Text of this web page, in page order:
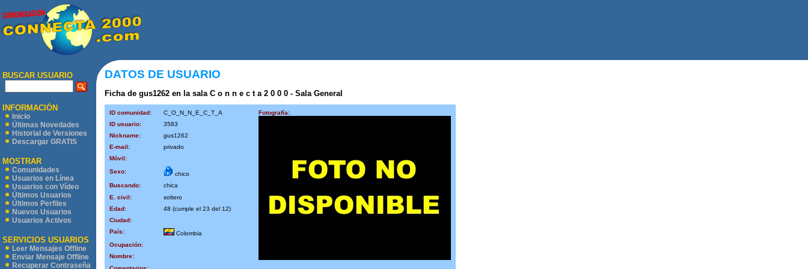
BUSCAR USUARIO
INFORMACIÓN
Inicio
Últimas Novedades
Historial de Versiones
Descargar GRATIS
MOSTRAR
Comunidades
Usuarios en Línea
Usuarios con Vídeo
Últimos Usuarios
Últimos Perfiles
Nuevos Usuarios
Usuarios Activos
SERVICIOS USUARIOS
Leer Mensajes Offline
Enviar Mensaje Offline
Recuperar Contraseña
DATOS DE USUARIO
Ficha de gus1262 en la sala C o n n e c t a 2 0 0 0 - Sala General
ID comunidad: C_O_N_N_E_C_T_A
Fotografía:
ID usuario:
3583
Nickname:
gus1262
E-mail:
privado
Móvil:
Sexo:
chico
Buscando:
chica
E. civil:
soltero
Edad:
48 (cumple el 23 del 12)
Ciudad:
País:
Colombia
Ocupación:
Nombre: